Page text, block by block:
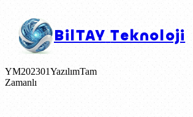
BilTAY Teknoloji
YM202301YazılımTam
Zamanlı